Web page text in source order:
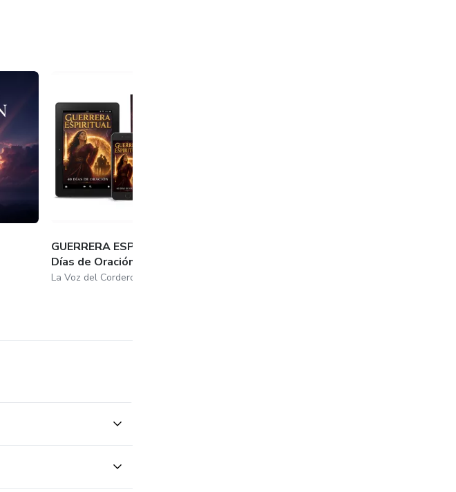
GUERRERA ESPIRITUAL - 40
Días de Oración
La Voz del Cordero